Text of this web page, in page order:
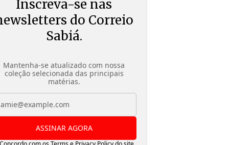
Inscreva-se nas
do Correio
Sabiá.
Mantenha-se atualizado com nossa
coleção selecionada das principais
matérias.
ASSINAR AGORA